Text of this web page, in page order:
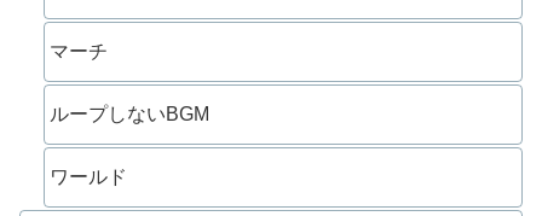
マーチ
ループしないBGM
ワールド